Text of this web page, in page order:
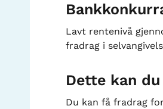
Lavt rentenivå
fradrag i
Dette kan
Du kan få fradrag